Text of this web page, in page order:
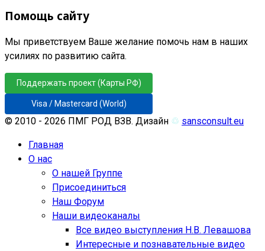
Помощь сайту
Мы приветствуем Ваше желание помочь нам в наших
усилиях по развитию сайта.
Поддержать проект (Карты РФ)
Visa / Mastercard (World)
© 2010 - 2026 ПМГ РОД ВЗВ. Дизайн ♲ sansconsult.eu
Главная
О нас
О нашей Группе
Присоединиться
Наш Форум
Наши видеоканалы
Все видео выступления Н.В. Левашова
Интересные и познавательные видео